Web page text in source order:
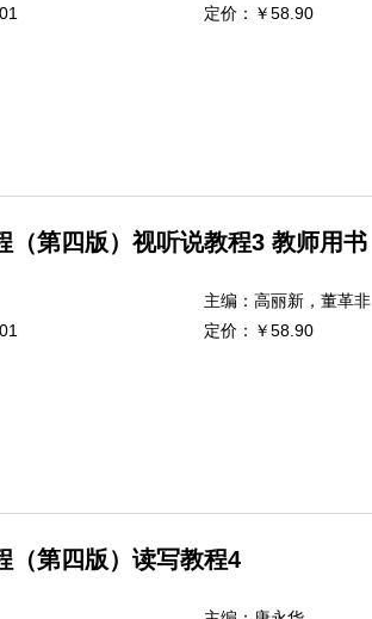
定价： ￥58.90
（第四版）视听说教程3 教师用书
主编： 高丽新，董革非
定价： ￥58.90
（第四版）读写教程4